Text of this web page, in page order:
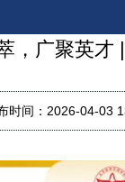
，广聚英才
时间：2026-04-03